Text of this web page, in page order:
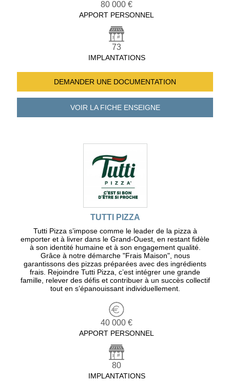
80 000 €
APPORT PERSONNEL
73
IMPLANTATIONS
DEMANDER UNE DOCUMENTATION
VOIR LA FICHEENSEIGNE
TUTTI PIZZA
Tutti Pizza s’impose comme le leader de la pizza à
emporter et à livrer dans le Grand-Ouest, en restant fidèle
à son identité humaine et à son engagement qualité.
Grâce à notre démarche "Frais Maison", nous
garantissons des pizzas préparées avec des ingrédients
frais. Rejoindre Tutti Pizza, c’est intégrer une grande
famille, relever des défis et contribuer à un succès collectif
tout en s’épanouissant individuellement.
40 000 €
APPORT PERSONNEL
80
IMPLANTATIONS